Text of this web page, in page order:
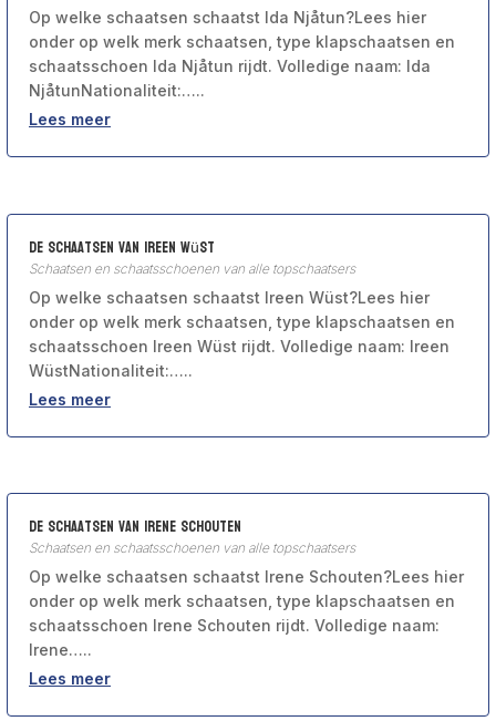
Op welke schaatsen schaatst Ida Njåtun?Lees hier
onder op welk merk schaatsen, type klapschaatsen en
schaatsschoen Ida Njåtun rijdt. Volledige naam: Ida
NjåtunNationaliteit:…..
Lees meer
De schaatsen van Ireen Wüst
Schaatsen en schaatsschoenen van alle topschaatsers
Op welke schaatsen schaatst Ireen Wüst?Lees hier
onder op welk merk schaatsen, type klapschaatsen en
schaatsschoen Ireen Wüst rijdt. Volledige naam: Ireen
WüstNationaliteit:…..
Lees meer
De schaatsen van Irene Schouten
Schaatsen en schaatsschoenen van alle topschaatsers
Op welke schaatsen schaatst Irene Schouten?Lees hier
onder op welk merk schaatsen, type klapschaatsen en
schaatsschoen Irene Schouten rijdt. Volledige naam:
Irene…..
Lees meer